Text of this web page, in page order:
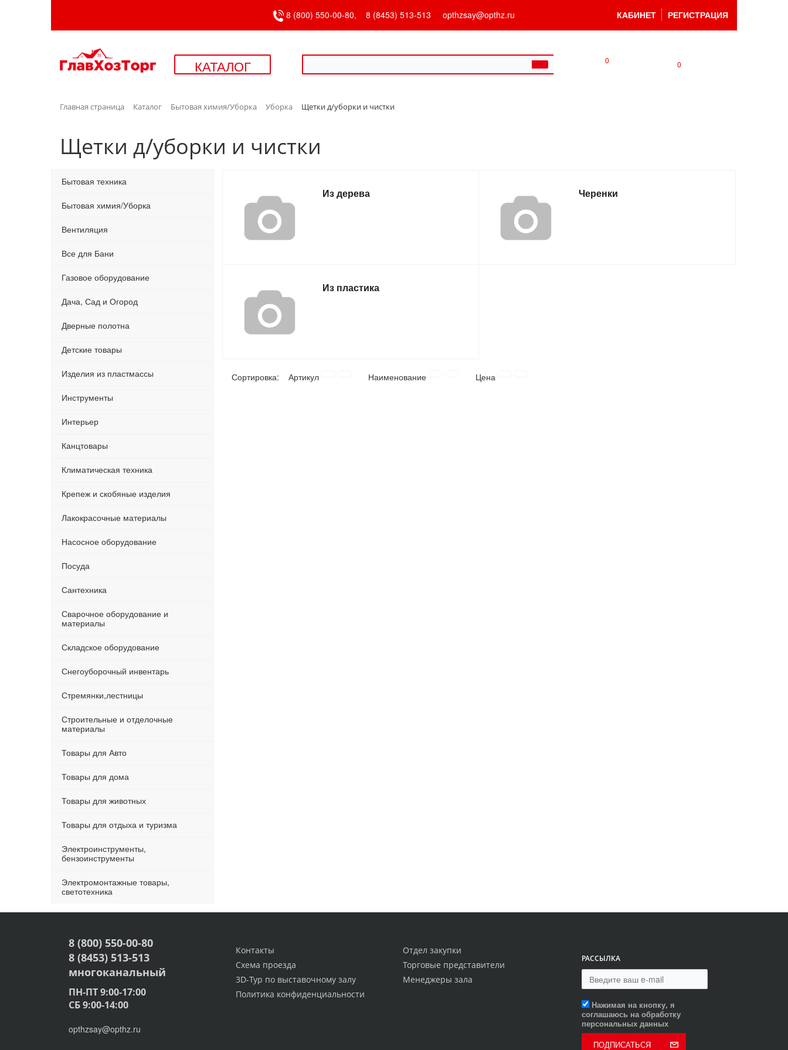
8 (800) 550-00-80, 8 (8453) 513-513 opthzsay@opthz.ru КАБИНЕТ РЕГИСТРАЦИЯ
КАТАЛОГ 0 0
Главная страница Каталог Бытовая химия/Уборка Уборка Щетки д/уборки и чистки
Щетки д/уборки и чистки
Бытовая техника
Бытовая химия/Уборка
Вентиляция
Все для Бани
Газовое оборудование
Дача, Сад и Огород
Дверные полотна
Детские товары
Изделия из пластмассы
Инструменты
Интерьер
Канцтовары
Климатическая техника
Крепеж и скобяные изделия
Лакокрасочные материалы
Насосное оборудование
Посуда
Сантехника
Сварочное оборудование и
материалы
Складское оборудование
Снегоуборочный инвентарь
Стремянки,лестницы
Строительные и отделочные
материалы
Товары для Авто
Товары для дома
Товары для животных
Товары для отдыха и туризма
Электроинструменты,
бензоинструменты
Электромонтажные товары,
светотехника
Из дерева Черенки
Из пластика
Сортировка: Артикул Наименование Цена
Отдел закупки
Торговые представители
Менеджеры зала
Контакты
Схема проезда
3D-Тур по выставочному залу
Политика конфиденциальности
РАССЫЛКА
Нажимая на кнопку, я
соглашаюсь на обработку
персональных данных
ПОДПИСАТЬСЯ
8 (800) 550-00-80
8 (8453) 513-513
многоканальный
ПН-ПТ 9:00-17:00
СБ 9:00-14:00
opthzsay@opthz.ru